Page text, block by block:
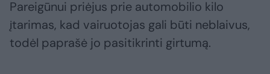
Pareigūnui priėjus prie automobilio kilo
įtarimas, kad vairuotojas gali būti neblaivus,
todėl paprašė jo pasitikrinti girtumą.